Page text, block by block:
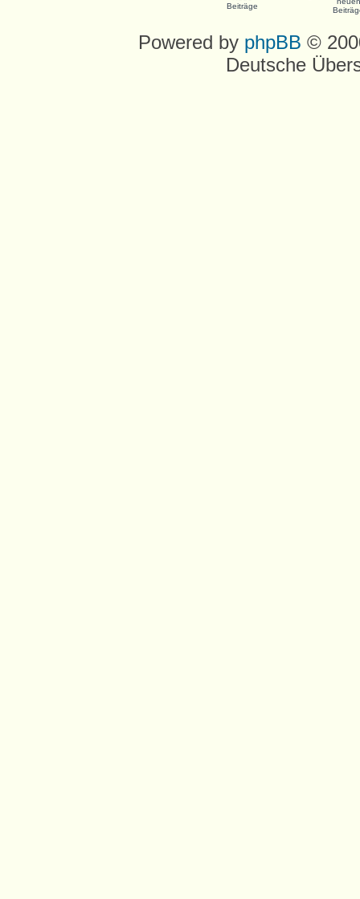
Powered by phpBB ©
Deutsche